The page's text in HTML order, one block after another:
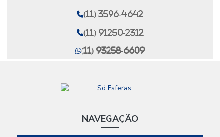
(11) 3596-4642
(11) 91250-2312
(11) 93258-6609
NAVEGAÇÃO